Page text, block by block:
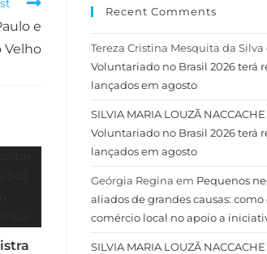
e
Velho
Recent Comments
Tereza Cristina Mesquita da Silva
Voluntariado no Brasil 2026 terá
lançados em agosto
SILVIA MARIA LOUZÃ NACCACHE
Voluntariado no Brasil 2026 terá
lançados em agosto
Geórgia Regina em Pequenos
aliados de grandes causas: como
comércio local no apoio a
SILVIA MARIA LOUZÃ NACCACHE